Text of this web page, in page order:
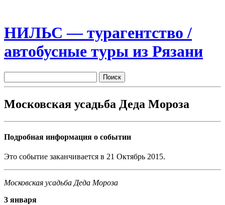
НИЛЬС — турагентство /
автобусные туры из Рязани
Московская усадьба Деда Мороза
Подробная информация о событии
Это событие заканчивается в 21 Октябрь 2015.
Московская усадьба Деда Мороза
3 января